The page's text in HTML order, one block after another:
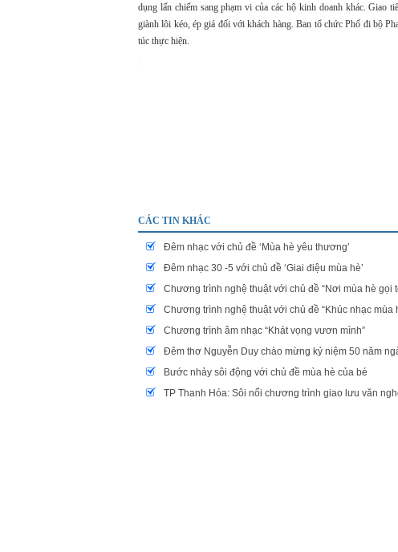
dụng lấn chiếm sang phạm vi của các hộ kinh doanh khác. Giao
giành lôi kéo, ép giá đối với khách hàng. Ban tổ chức Phố đi bộ
túc thực hiện.
CÁC TIN KHÁC
Đêm nhạc với chủ đề ‘Mùa hè yêu thương’
Đêm nhạc 30 -5 với chủ đề ‘Giai điệu mùa hè’
Chương trình nghệ thuật với chủ đề “Nơi mùa hè gọi
Chương trình nghệ thuật với chủ đề “Khúc nhạc mùa
Chương trình âm nhạc “Khát vọng vươn mình”
Đêm thơ Nguyễn Duy chào mừng kỷ niệm 50 năm
Bước nhảy sôi động với chủ đề mùa hè của bé
TP Thanh Hóa: Sôi nổi chương trình giao lưu văn